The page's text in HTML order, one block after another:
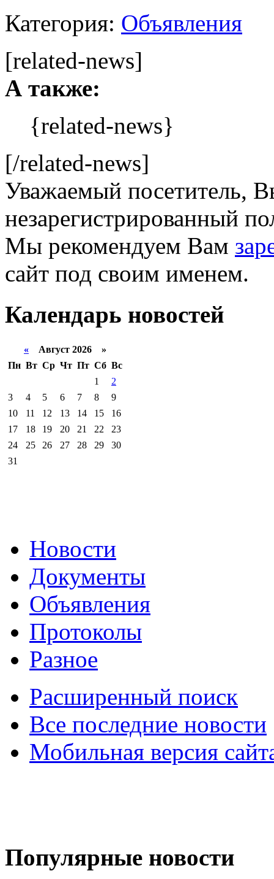
Категория: Объявления
[related-news]
А также:
{related-news}
[/related-news]
Уважаемый посетитель,
незарегистрированный
Мы рекомендуем Вам
сайт под своим именем.
Календарь новостей
« Август 2026 »
Пн Вт Ср Чт Пт Сб Вс
1
2
3
4 5 6 7 8
9
10
11 12 13 14 15
16
17
18 19 20 21 22
23
24
25 26 27 28 29
30
31
Новости
Документы
Объявления
Протоколы
Разное
Расширенный поиск
Все последние новости
Мобильная версия
Популярные новости